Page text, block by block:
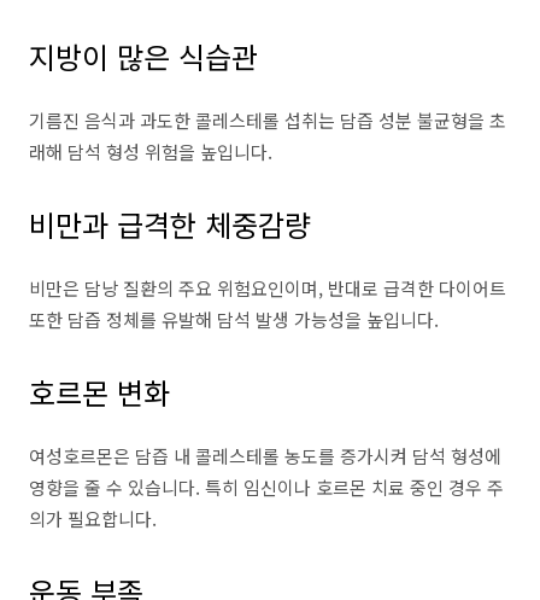
지방이 많은 식습관
기름진 음식과 과도한 콜레스테롤 섭취는 담즙 성분 불균형을 초
래해 담석 형성 위험을 높입니다.
비만과 급격한 체중감량
비만은 담낭 질환의 주요 위험요인이며, 반대로 급격한 다이어트
또한 담즙 정체를 유발해 담석 발생 가능성을 높입니다.
호르몬 변화
여성호르몬은 담즙 내 콜레스테롤 농도를 증가시켜 담석 형성에
영향을 줄 수 있습니다. 특히 임신이나 호르몬 치료 중인 경우 주
의가 필요합니다.
운동 부족